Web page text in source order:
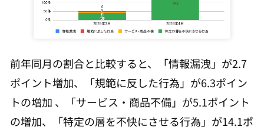
前年同月の割合と比較すると、「情報漏洩」が2.7
ポイント増加、「規範に反した行為」が6.3ポイン
トの増加 、「サービス・商品不備」が5.1ポイント
の増加、「特定の層を不快にさせる行為」が14.1ポ